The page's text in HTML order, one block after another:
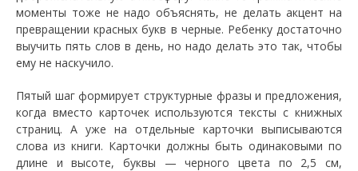
моменты тоже не надо объяснять, не делать акцент на
превращении красных букв в черные. Ребенку достаточно
выучить пять слов в день, но надо делать это так, чтобы
ему не наскучило.
Пятый шаг формирует структурные фразы и предложения,
когда вместо карточек используются тексты с книжных
страниц. А уже на отдельные карточки выписываются
слова из книги. Карточки должны быть одинаковыми по
длине и высоте, буквы — черного цвета по 2,5 см,